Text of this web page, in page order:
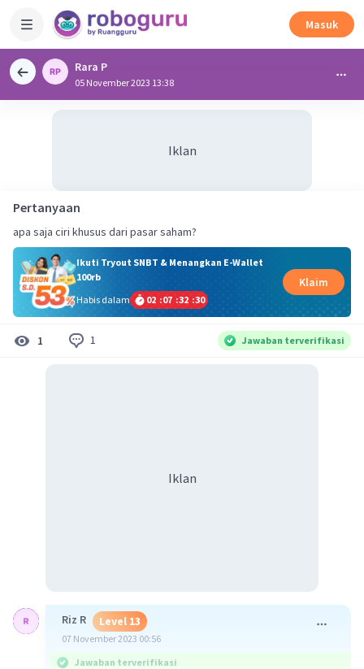
Masuk
Rara P
05 November 2023 13:38
Iklan
Pertanyaan
apa saja ciri khusus dari pasar saham?
Ikuti Tryout SNBT & Menangkan E-Wallet
100rb
Habis dalam
02 :07 :32 :30
Klaim
1 1 Jawaban terverifikasi
Iklan
Riz R Level 13
07 November 2023 00:56
Jawaban terverifikasi